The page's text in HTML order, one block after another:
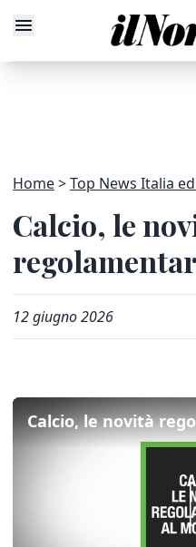
Home Top News Italia
Calcio, le
12 giugno 2026
Calcio, le novità